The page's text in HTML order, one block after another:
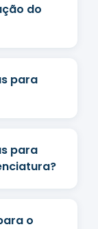
do
para
para
o